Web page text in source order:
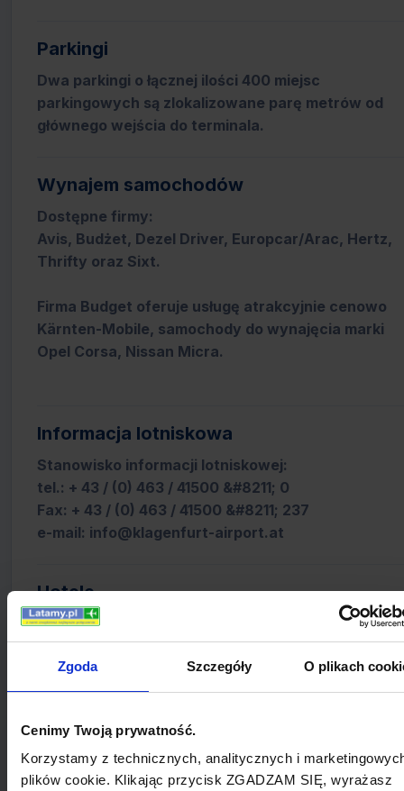
Zgoda Szczegóły O plikach
Cenimy Twoją prywatność.
Korzystamy z technicznych, analitycznych i
plików cookie. Klikając przycisk ZGADZAM SIĘ, wyrażasz
Parkingi
Dwa parkingi o łącznej ilości 400 miejsc
parkingowych są zlokalizowane parę metrów od
głównego wejścia do terminala.
Wynajem samochodów
Dostępne firmy:
Avis, Budżet, Dezel Driver, Europcar/Arac, Hertz,
Thrifty oraz Sixt.
Firma Budget oferuje usługę atrakcyjnie cenowo
Kärnten-Mobile, samochody do wynajęcia marki
Opel Corsa, Nissan Micra.
Informacja lotniskowa
Stanowisko informacji lotniskowej:
tel.: + 43 / (0) 463 / 41500 &#8211; 0
Fax: + 43 / (0) 463 / 41500 &#8211; 237
e-mail: info@klagenfurt-airport.at
Hotele
Sprawdź hotele w Booking.com
AUSTRIA - lotniska
Graz Airport